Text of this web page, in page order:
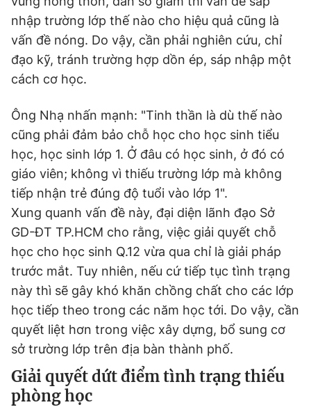
nhập trường lớp thế nào cho hiệu quả cũng là
vấn đề nóng. Do vậy, cần phải nghiên cứu, chỉ
đạo kỹ, tránh trường hợp dồn ép, sáp nhập một
cách cơ học.
Ông Nhạ nhấn mạnh: "Tinh thần là dù thế nào
cũng phải đảm bảo chỗ học cho học sinh tiểu
học, học sinh lớp 1. Ở đâu có học sinh, ở đó có
giáo viên; không vì thiếu trường lớp mà không
tiếp nhận trẻ đúng độ tuổi vào lớp 1".
Xung quanh vấn đề này, đại diện lãnh đạo Sở
GD-ĐT TP.HCM cho rằng, việc giải quyết chỗ
học cho học sinh Q.12 vừa qua chỉ là giải pháp
trước mắt. Tuy nhiên, nếu cứ tiếp tục tình trạng
này thì sẽ gây khó khăn chồng chất cho các lớp
học tiếp theo trong các năm học tới. Do vậy, cần
quyết liệt hơn trong việc xây dựng, bổ sung cơ
sở trường lớp trên địa bàn thành phố.
Giải quyết dứt điểm tình trạng thiếu
phòng học